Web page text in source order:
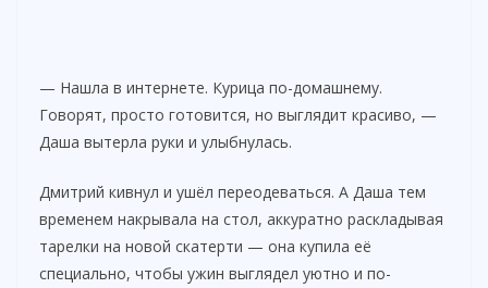
— Нашла в интернете. Курица по-домашнему.
Говорят, просто готовится, но выглядит красиво, —
Даша вытерла руки и улыбнулась.
Дмитрий кивнул и ушёл переодеваться. А Даша тем
временем накрывала на стол, аккуратно раскладывая
тарелки на новой скатерти — она купила её
специально, чтобы ужин выглядел уютно и по-